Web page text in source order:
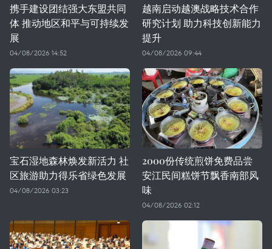
携手建设团结强大东盟共同
体 推动地区和平与可持续发
展
04/08/2026 14:52
越南启动越澳战略技术合作
研究计划 助力科技创新能力
提升
04/08/2026 09:44
宝石湿地森林焕发新活力 社
区旅游助力得乐省绿色发展
04/08/2026 03:23
2000份传统煎饼免费品尝
安江民间糕饼节飘香南部风
味
04/08/2026 02:12